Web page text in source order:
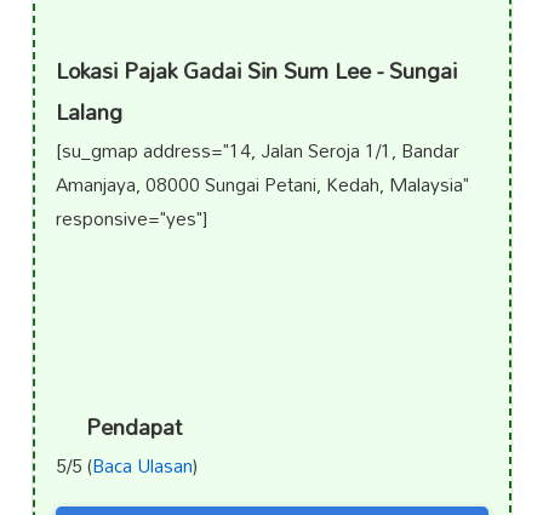
Lokasi Pajak Gadai Sin Sum Lee - Sungai
Lalang
[su_gmap address="14, Jalan Seroja 1/1, Bandar
Amanjaya, 08000 Sungai Petani, Kedah, Malaysia"
responsive="yes"]
Pendapat
5/5 (Baca Ulasan)